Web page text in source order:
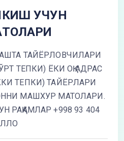
УЧУН
ТАЙЁРЛОВЧИЛАРИ
ТЕПКИ) ЁКИ ОҚ АДРАС
ТЕПКИ) ТАЙЁРЛАРИ
МАШХУР МАТОЛАРИ.
РАҚАМЛАР +998 93 404